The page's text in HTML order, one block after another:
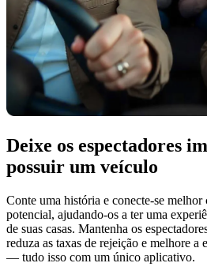
Deixe os espectadores
possuir um veículo
Conte uma história e conecte-se melhor
potencial, ajudando-os a ter uma
de suas casas. Mantenha os
reduza as taxas de rejeição e melhore a
— tudo isso com um único aplicativo.